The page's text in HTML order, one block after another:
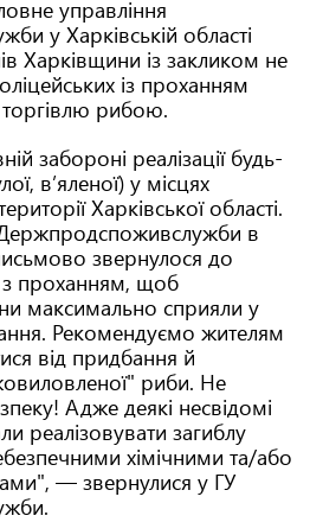
управління
у Харківській області
Харківщини із закликом не
із проханням
торгівлю рибою.
забороні реалізації будь-
в’яленої) у місцях
Харківської області.
в
звернулося до
з проханням, щоб
максимально сприяли у
Рекомендуємо жителям
від придбання й
риби. Не
Адже деякі несвідомі
реалізовувати загиблу
хімічними та/або
— звернулися у ГУ